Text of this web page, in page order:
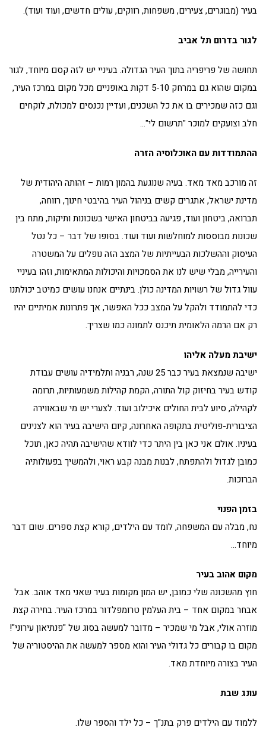
בעיר (מבוגרים, צעירים, משפחות, רווקים, עולים חדשים, ועוד ועוד).
לגור בדרום תל אביב
תחושה של פריפריה בתוך העיר הגדולה. בעיניי יש לזה קסם מיוחד, לגור
במקום שהוא גם במרחק 5-10 דקות באופניים מכל מקום במרכז העיר,
וגם כזה שמכירים בו את כל השכנים, ועדיין נכנסים למכולת, לוקחים
חלב וצועקים למוכר "תרשום לי"…
ההתמודדות עם האוכלוסיה הזרה
זה מורכב מאד מאד. בעיה שנוגעת בהמון רמות – זהותה היהודית של
מדינת ישראל, אתגרים קשים בניהול העיר בהיבטי חינוך, רווחה,
תברואה, ביטחון ועוד, פגיעה בביטחון האישי בשכונות ותיקות, מתח בין
שכונות מבוססות למוחלשות ועוד ועוד. בסופו של דבר – כל נטל
העיסוק וההשלכות הבעייתיות של המצב הזה נופלים על המשטרה
והעירייה, מבלי שיש לנו את הסמכויות והיכולות המתאימות, וזהו בעיניי
עוול גדול של רשויות המדינה כולן. בינתיים אנחנו עושים כמיטב יכולתנו
כדי להתמודד ולהקל על המצב ככל האפשר, אך פתרונות אמיתיים יהיו
רק אם הרמה הלאומית תיכנס לתמונה כמו שצריך.
ישיבת מעלה אליהו
ישיבה שנמצאת בעיר כבר 25 שנה, רבניה ותלמידיה עושים עבודת
קודש בעיר בחיזוק קול התורה, הקמת קהילות משמעותיות, תרומה
לקהילה, סיוע לבית החולים איכילוב ועוד. לצערי יש מי שבאווירה
הציבורית-פוליטית בתקופה האחרונה, קיום הישיבה בעיר הוא לצנינים
בעיניו. אולם אני כאן בין היתר כדי לוודא שהישיבה תהיה כאן, תוכל
כמובן לגדול ולהתפתח, לבנות מבנה קבע ראוי, ולהמשיך בפעולותיה
הברוכות.
בזמן הפנוי
נח, מבלה עם המשפחה, לומד עם הילדים, קורא קצת ספרים. שום דבר
מיוחד…
מקום אהוב בעיר
חוץ מהשכונה שלי כמובן, יש המון מקומות בעיר שאני מאד אוהב. אבל
אבחר במקום אחד – בית העלמין טרומפלדור במרכז העיר. בחירה קצת
מוזרה אולי, אבל מי שמכיר – מדובר למעשה בסוג של "פנתיאון עירוני"!
מקום בו קבורים כל גדולי העיר והוא מספר למעשה את ההיסטוריה של
העיר בצורה מיוחדת מאד.
עונג שבת
ללמוד עם הילדים פרק בתנ"ך – כל ילד והספר שלו.